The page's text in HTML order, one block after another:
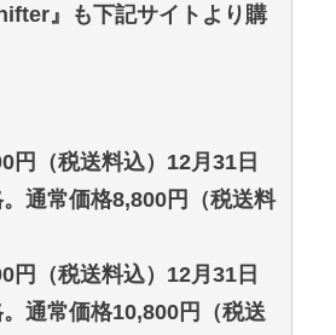
』も下記サイトより購
円（税送料込）12月31日
通常価格8,800円（税送料
円（税送料込）12月31日
通常価格10,800円（税送